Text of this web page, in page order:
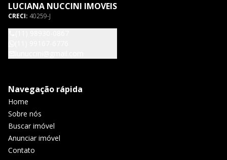
LUCIANA NUCCINI IMOVEIS
CRECI: 40259-J
Navegação rápida
Home
Sobre nós
Buscar imóvel
Anunciar imóvel
Contato